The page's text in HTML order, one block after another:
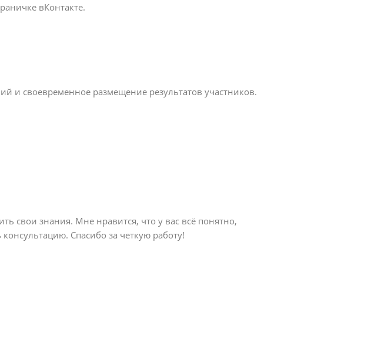
вКонтакте.
и своевременное размещение результатов участников.
свои знания. Мне нравится, что у вас всё понятно,
Спасибо за четкую работу!